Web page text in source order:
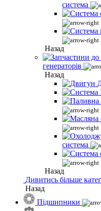
система
Назад
генераторів
Назад
система
Назад
Дивитись більше
Назад
Підшипники